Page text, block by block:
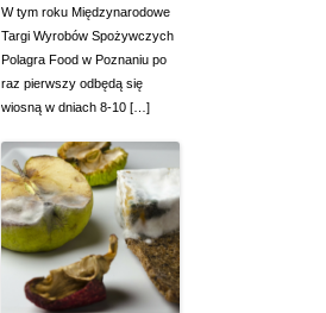
W tym roku Międzynarodowe
Targi Wyrobów Spożywczych
Polagra Food w Poznaniu po
raz pierwszy odbędą się
wiosną w dniach 8-10 […]